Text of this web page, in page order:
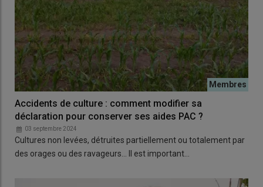
Accidents de culture : comment modifier sa
déclaration pour conserver ses aides PAC ?
03 septembre 2024
Cultures non levées, détruites partiellement ou totalement par
des orages ou des ravageurs… Il est important…